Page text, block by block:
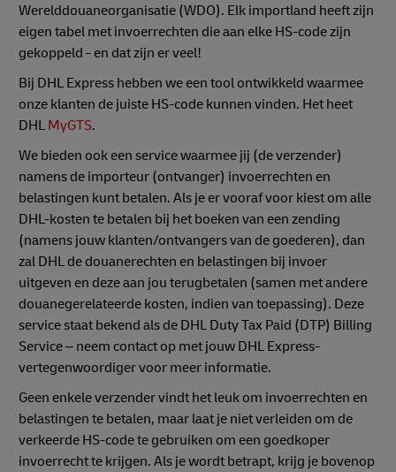
Werelddouaneorganisatie (WDO). Elk importland heeft zijn
eigen tabel met invoerrechten die aan elke HS-code zijn
gekoppeld - en dat zijn er veel!
Bij DHL Express hebben we een tool ontwikkeld waarmee
onze klanten de juiste HS-code kunnen vinden. Het heet
DHL MyGTS.
We bieden ook een service waarmee jij (de verzender)
namens de importeur (ontvanger) invoerrechten en
belastingen kunt betalen. Als je er vooraf voor kiest om alle
DHL-kosten te betalen bij het boeken van een zending
(namens jouw klanten/ontvangers van de goederen), dan
zal DHL de douanerechten en belastingen bij invoer
uitgeven en deze aan jou terugbetalen (samen met andere
douanegerelateerde kosten, indien van toepassing). Deze
service staat bekend als de DHL Duty Tax Paid (DTP) Billing
Service – neem contact op met jouw DHL Express-
vertegenwoordiger voor meer informatie.
Geen enkele verzender vindt het leuk om invoerrechten en
belastingen te betalen, maar laat je niet verleiden om de
verkeerde HS-code te gebruiken om een goedkoper
invoerrecht te krijgen. Als je wordt betrapt, krijg je bovenop